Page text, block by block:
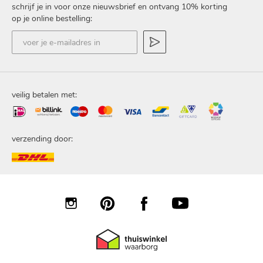
schrijf je in voor onze nieuwsbrief en ontvang 10% korting
op je online bestelling:
mailadres
veilig betalen met:
verzending door: